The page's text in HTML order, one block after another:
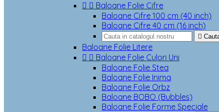
  Baloane Folie Cifre
Baloane Cifre 100 cm (40 inch)
Baloane Cifre 40 cm (16 inch)

Baloane Folie Litere
  Baloane Folie Culori Uni
Baloane Folie Stea
Baloane Folie Inima
Baloane Folie Orbz
Baloane BOBO (Bubbles)
Baloane Folie Forme Speciale